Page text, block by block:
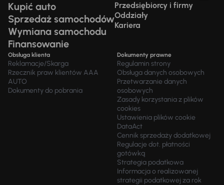
Kupić auto
Sprzedaż samochodów
Wymiana samochodu
Finansowanie
Przedsiębiorcy i firmy
Oddziały
Kariera
Obsługa klienta
Reklamacje/Skarga
Rzecznik praw klientów AAA
AUTO
Dokumenty do pobrania
Dokumenty prawne
Regulamin strony
Obsługa danych osobowych
Przetwarzanie danych
osobowych
Zasady korzystania z plików
cookies
Ustawienia plików cookie
DataAct
Cennik sprzedaży dodatkowej
Regulacje dot. płatności
gotówką
Strategia podatkowa
Informacja o realizowanej
strategii podatkowej za rok